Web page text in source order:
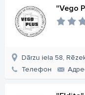
"Vego
Dārzu iela 58,
Телефон